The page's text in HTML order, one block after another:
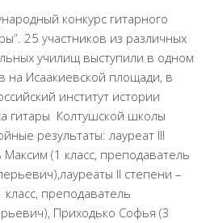
деятельность
обеспечение и
процесса.
обучающихся
конкурс гитарного
25 участников из различных
училищ выступили в одном
на Исаакиевской площади, в
институт истории
гитары Колтушской школы
результаты: лауреат III
(1 класс, преподаватель
II степени –
преподаватель
Приходько Софья (3